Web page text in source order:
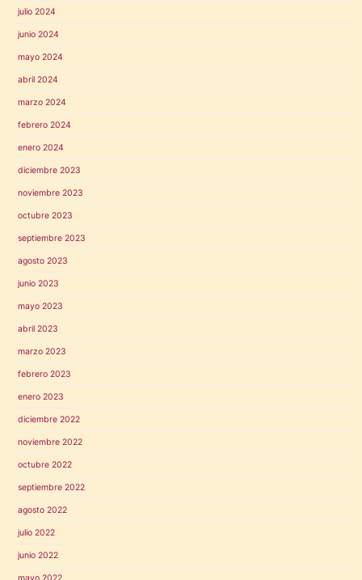
julio 2024
junio 2024
mayo 2024
abril 2024
marzo 2024
febrero 2024
enero 2024
diciembre 2023
noviembre 2023
octubre 2023
septiembre 2023
agosto 2023
junio 2023
mayo 2023
abril 2023
marzo 2023
febrero 2023
enero 2023
diciembre 2022
noviembre 2022
octubre 2022
septiembre 2022
agosto 2022
julio 2022
junio 2022